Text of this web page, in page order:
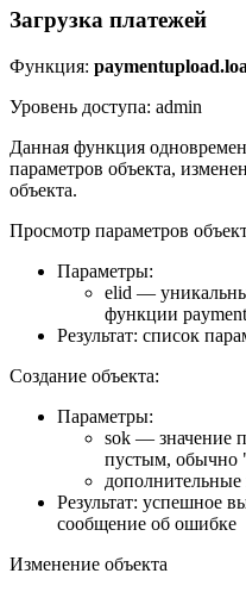
Загрузка платежей
Функция:
Уровень доступа: admin
Данная функция
параметров объекта,
объекта.
Просмотр параметров
Параметры:
elid —
функции
Результат: список
Создание объекта:
Параметры:
sok — значение
пустым, обычно
дополнительные
Результат: успешное
сообщение об ошибке
Изменение объекта